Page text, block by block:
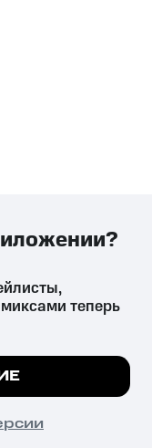
вред здоровью,
все
теперь